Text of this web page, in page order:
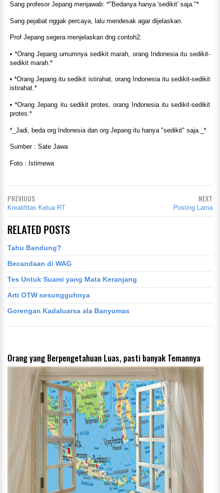
Sang profesor Jepang menjawab: *"Bedanya hanya 'sedikit' saja."*
Sang pejabat nggak percaya, lalu mendesak agar dijelaskan.
Prof Jepang segera menjelaskan dng contoh2:
• *Orang Jepang umumnya sedikit marah, orang Indonesia itu sedikit-
sedikit marah.*
• *Orang Jepang itu sedikit istirahat, orang Indonesia itu sedikit-sedikit
istirahat.*
• *Orang Jepang itu sedikit protes, orang Indonesia itu sedikit-sedikit
protes.*
*_Jadi, beda org Indonesia dan org Jepang itu hanya "sedikit" saja._*
Sumber : Sate Jawa
Foto : Istimewa
PREVIOUS
Kreatifitas Ketua RT
NEXT
Posting Lama
RELATED POSTS
Tahu Bandung?
Becandaan di WAG
Tes Untuk Suami yang Mata Keranjang
Arti OTW sesungguhnya
Gorengan Kadaluarsa ala Banyumas
Orang yang Berpengetahuan Luas, pasti banyak Temannya